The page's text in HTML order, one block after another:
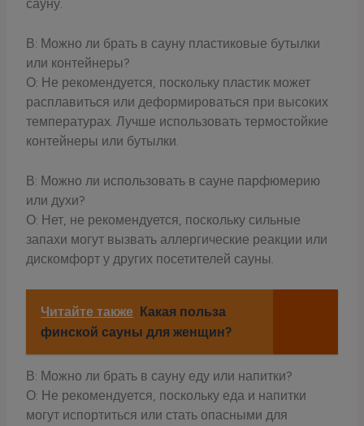
сауну.
В: Можно ли брать в сауну пластиковые бутылки
или контейнеры?
О: Не рекомендуется, поскольку пластик может
расплавиться или деформироваться при высоких
температурах. Лучше использовать термостойкие
контейнеры или бутылки.
В: Можно ли использовать в сауне парфюмерию
или духи?
О: Нет, не рекомендуется, поскольку сильные
запахи могут вызвать аллергические реакции или
дискомфорт у других посетителей сауны.
Читайте также Какая польза
финской сауны для женщин?
В: Можно ли брать в сауну еду или напитки?
О: Не рекомендуется, поскольку еда и напитки
могут испортиться или стать опасными для